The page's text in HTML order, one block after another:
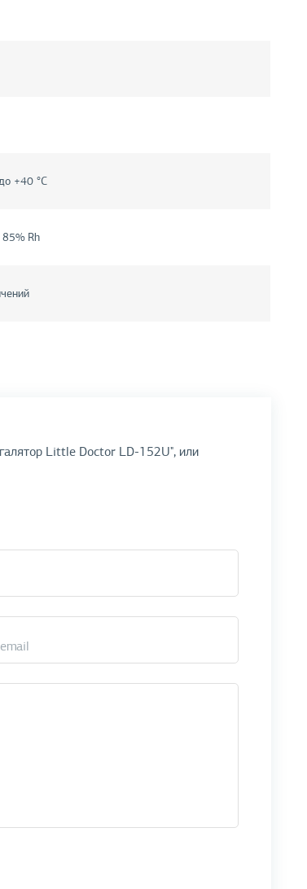
+40 °C
Rh
Little Doctor LD-152U", или